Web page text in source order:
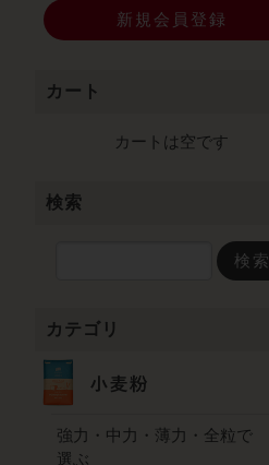
新規会員登録
カート
カートは空です
検索
検索
カテゴリ
強力・中力・薄力・全粒で
選ぶ